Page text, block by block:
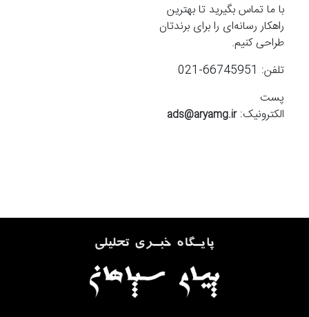
با ما تماس بگیرید تا بهترین
راهکار رسانه‌ای را برای برندتان
طراحی کنیم.
تلفن: 66745951-021
پست
الکترونیک:ads@aryamg.ir